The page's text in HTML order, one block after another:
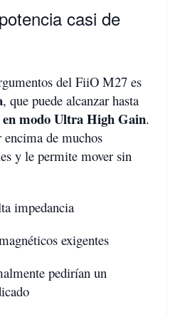
casi de
del FiiO M27 es
, que puede alcanzar hasta
modo Ultra High Gain.
de muchos
y le permite mover sin
impedancia
exigentes
pedirían un